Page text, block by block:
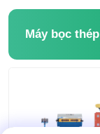
Máy bọc thép